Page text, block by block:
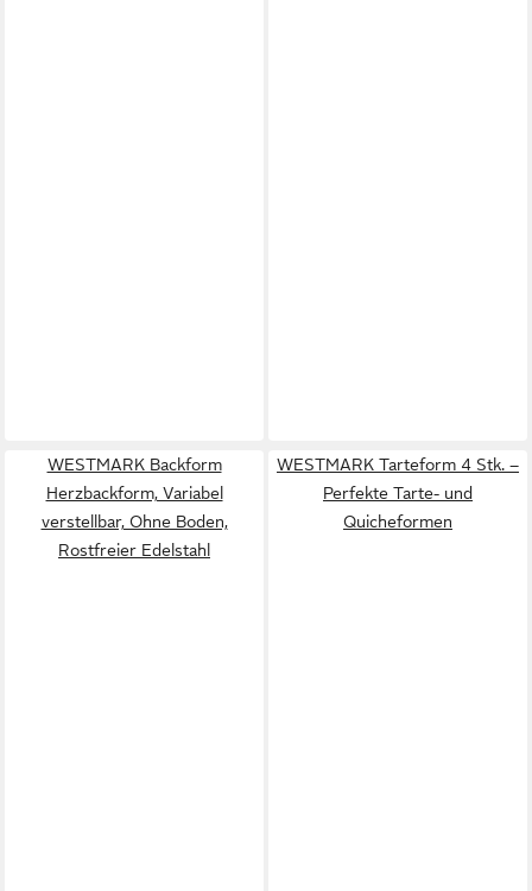
WESTMARK Backform
Herzbackform, Variabel
verstellbar, Ohne Boden,
Rostfreier Edelstahl
WESTMARK Tarteform 4 Stk. –
Perfekte Tarte- und
Quicheformen